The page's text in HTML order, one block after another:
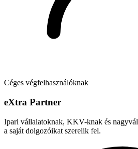
Céges végfelhasználóknak
eXtra Partner
Ipari vállalatoknak, KKV-knak és
a saját dolgozóikat szerelik fel.